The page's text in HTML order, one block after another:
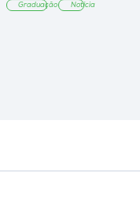
Graduação Notícia